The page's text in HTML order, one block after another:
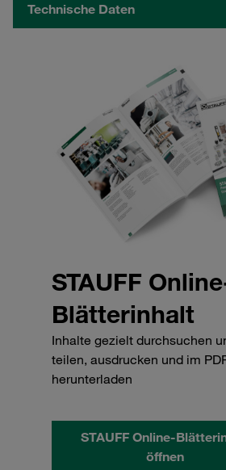
Technische Daten
STAUFF
Blätterinhalt
Inhalte gezielt durchsuchen
teilen, ausdrucken und im
herunterladen
STAUFF Online-
öffnen